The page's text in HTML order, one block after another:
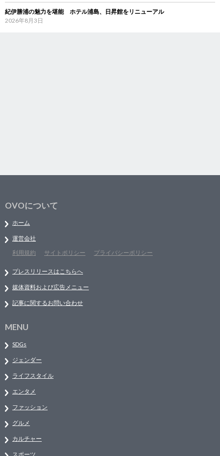
紀伊勝浦の魅力を堪能 ホテル浦島、日昇館をリニューアル
2026年8月3日
OVOについて
ホーム
運営会社
利用規約
サイトポリシー プライバシーポリシー
プレスリリースはこちらへ
媒体資料および広告メニュー
記事に関するお問い合わせ
MENU
SDGs
ジェンダー
ライフスタイル
エンタメ
ファッション
グルメ
カルチャー
スポーツ